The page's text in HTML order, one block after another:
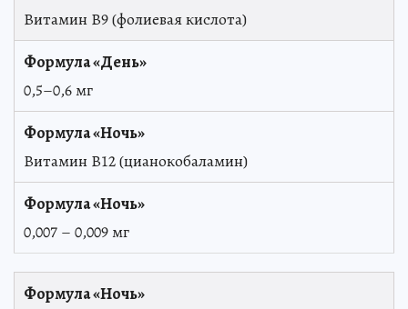
Витамин В9 (фолиевая кислота)
0,5–0,6 мг
Витамин В12 (цианокобаламин)
0,007 – 0,009 мг